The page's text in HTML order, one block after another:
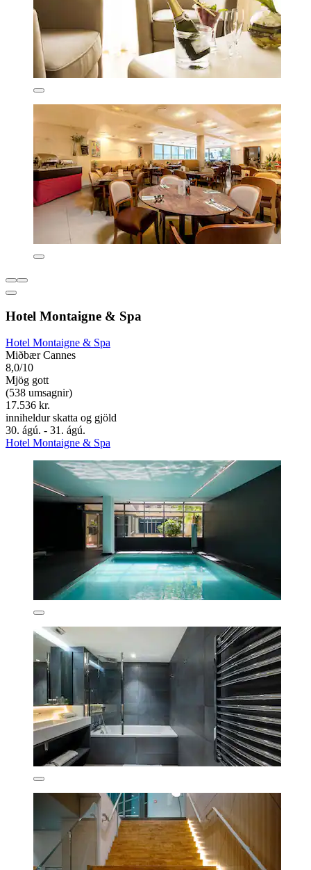
Hotel Montaigne & Spa
Hotel Montaigne & Spa
Miðbær Cannes
8,0/10
Mjög gott
(538 umsagnir)
17.536 kr.
inniheldur skatta og gjöld
30. ágú. - 31. ágú.
Hotel Montaigne & Spa